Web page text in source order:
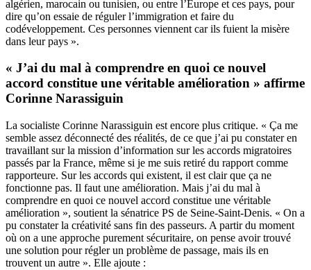
algérien, marocain ou tunisien, ou entre l’Europe et ces pays, pour
dire qu’on essaie de réguler l’immigration et faire du
codéveloppement. Ces personnes viennent car ils fuient la misère
dans leur pays ».
« J’ai du mal à comprendre en quoi ce nouvel
accord constitue une véritable amélioration » affirme
Corinne Narassiguin
La socialiste Corinne Narassiguin est encore plus critique. « Ça me
semble assez déconnecté des réalités, de ce que j’ai pu constater en
travaillant sur la mission d’information sur les accords migratoires
passés par la France, même si je me suis retiré du rapport comme
rapporteure. Sur les accords qui existent, il est clair que ça ne
fonctionne pas. Il faut une amélioration. Mais j’ai du mal à
comprendre en quoi ce nouvel accord constitue une véritable
amélioration », soutient la sénatrice PS de Seine-Saint-Denis. « On a
pu constater la créativité sans fin des passeurs. A partir du moment
où on a une approche purement sécuritaire, on pense avoir trouvé
une solution pour régler un problème de passage, mais ils en
trouvent un autre ». Elle ajoute :